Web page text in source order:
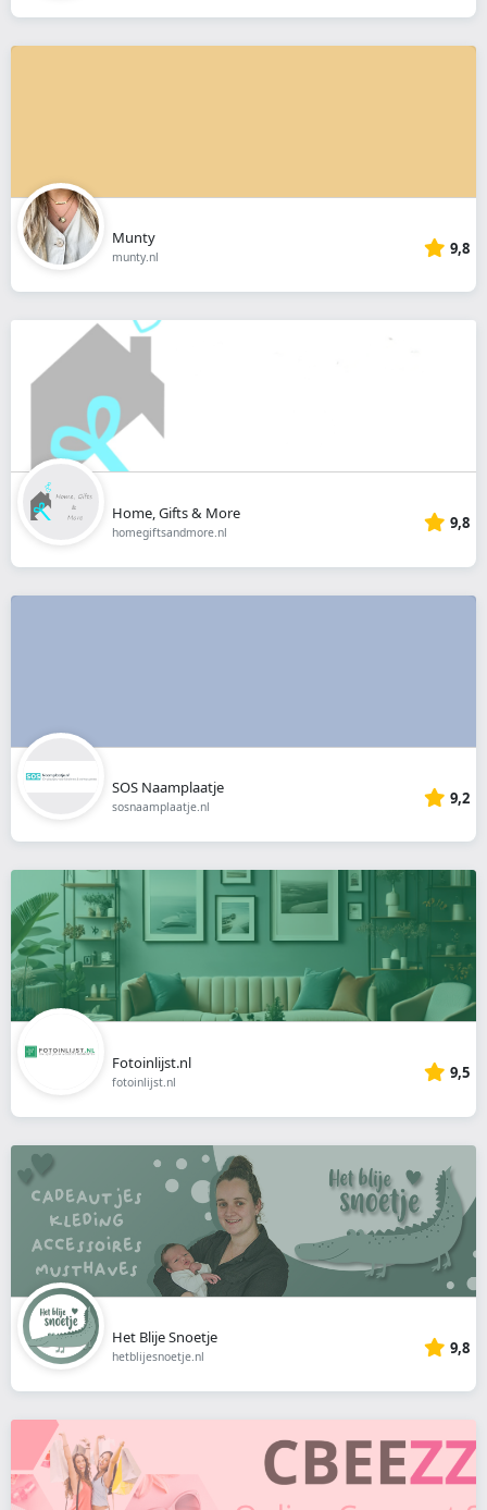
Munty
munty.nl 9,8
Home, Gifts & More
homegiftsandmore.nl 9,8
SOS Naamplaatje
sosnaamplaatje.nl 9,2
Fotoinlijst.nl
fotoinlijst.nl 9,5
Het Blije Snoetje
hetblijesnoetje.nl 9,8